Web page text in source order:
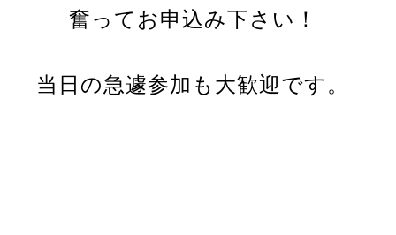
奮ってお申込み下さい！
当日の急遽参加も大歓迎です。